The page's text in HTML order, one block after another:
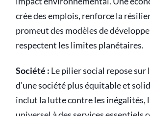
crée des emplois, renforce la
promeut des modèles de
respectent les limites planétaires.
Société : Le pilier social repose sur
d’une société plus équitable et
inclut la lutte contre les inégalités,